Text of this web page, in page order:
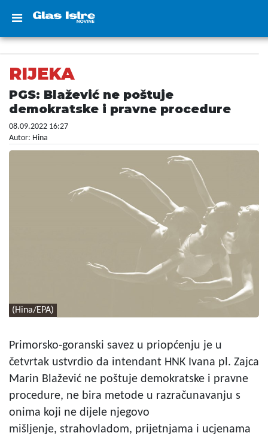
RIJEKA
PGS: Blažević ne poštuje
demokratske i pravne procedure
08.09.2022 16:27
Autor: Hina
(Hina/EPA)
Primorsko-goranski savez u priopćenju je u
četvrtak ustvrdio da intendant HNK Ivana pl. Zajca
Marin Blažević ne poštuje demokratske i pravne
procedure, ne bira metode u razračunavanju s
onima koji ne dijele njegovo
mišljenje, strahovladom, prijetnjama i ucjenama